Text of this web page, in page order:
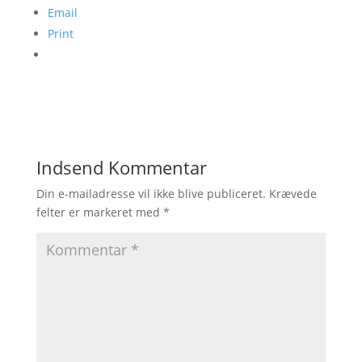
Email
Print
Indsend Kommentar
Din e-mailadresse vil ikke blive publiceret. Krævede
felter er markeret med *